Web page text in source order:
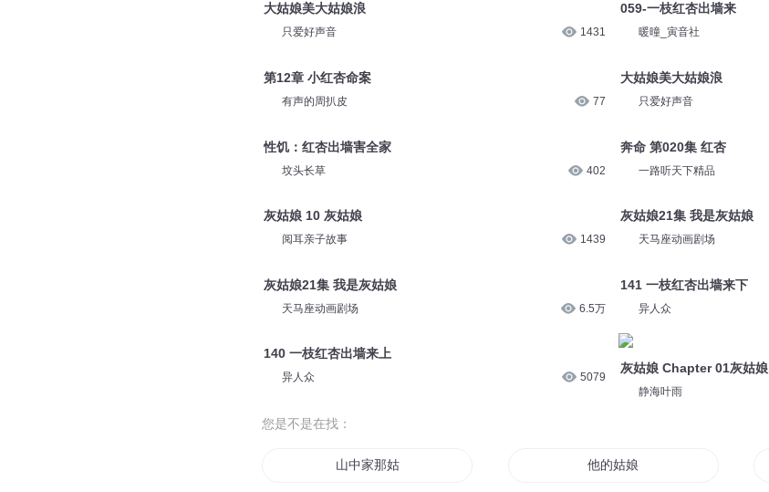
大姑娘美大姑娘浪
只爱好声音 1431
第12章 小红杏命案
有声的周扒皮 77
性饥：红杏出墙害全家
坟头长草 402
灰姑娘 10 灰姑娘
阅耳亲子故事 1439
灰姑娘21集 我是灰姑娘
天马座动画剧场 6.5万
140 一枝红杏出墙来上
异人众 5079
059-一枝红杏出墙来
暖曈_寅音社
大姑娘美大姑娘浪
只爱好声音
奔命 第020集 红杏
一路听天下精品
灰姑娘21集 我是灰姑娘
天马座动画剧场
141 一枝红杏出墙来下
异人众
灰姑娘 Chapter 01灰姑娘
静海叶雨
您是不是在找：
山中家那姑娘 他的姑娘